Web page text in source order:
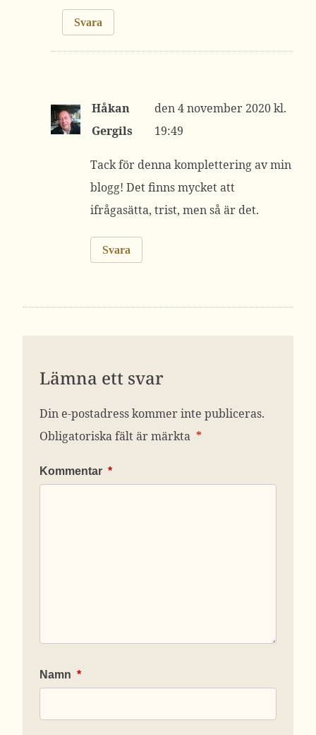
Svara
Håkan
Gergils
4 november 2020 kl.
19:49
Tack för denna komplettering av min
blogg! Det finns mycket att
ifrågasätta, trist, men så är det.
Svara
Lämna ett svar
Din e-postadress kommer inte publiceras.
Obligatoriska fält är märkta *
Kommentar *
Namn *